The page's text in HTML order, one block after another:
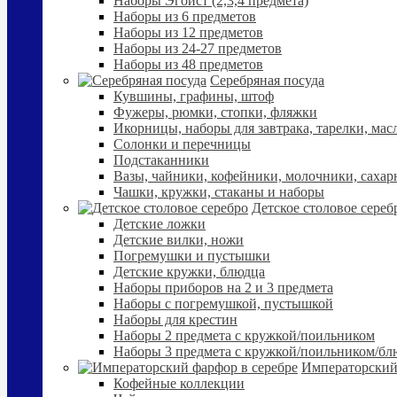
Наборы из 6 предметов
Наборы из 12 предметов
Наборы из 24-27 предметов
Наборы из 48 предметов
Серебряная посуда
Кувшины, графины, штоф
Фужеры, рюмки, стопки, фляжки
Икорницы, наборы для завтрака, тарелки,
Солонки и перечницы
Подстаканники
Вазы, чайники, кофейники, молочники,
Чашки, кружки, стаканы и наборы
Детское столовое
Детские ложки
Детские вилки, ножи
Погремушки и пустышки
Детские кружки, блюдца
Наборы приборов на 2 и 3 предмета
Наборы с погремушкой, пустышкой
Наборы для крестин
Наборы 2 предмета с кружкой/поильником
Наборы 3 предмета с кружкой/поильником/
Кофейные коллекции